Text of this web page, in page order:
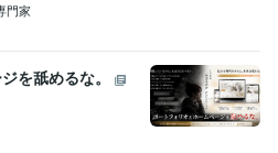
門家
を舐めるな。